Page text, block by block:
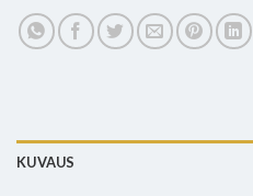
KUVAUS